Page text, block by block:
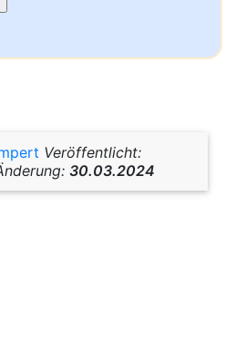
Veröffentlicht:
30.03.2024